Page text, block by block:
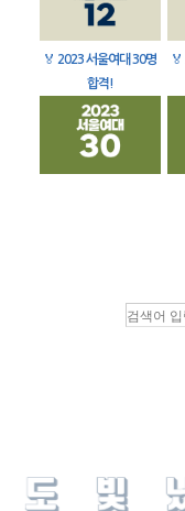
🏅 2023 서울여대 30명
합격!
🏅